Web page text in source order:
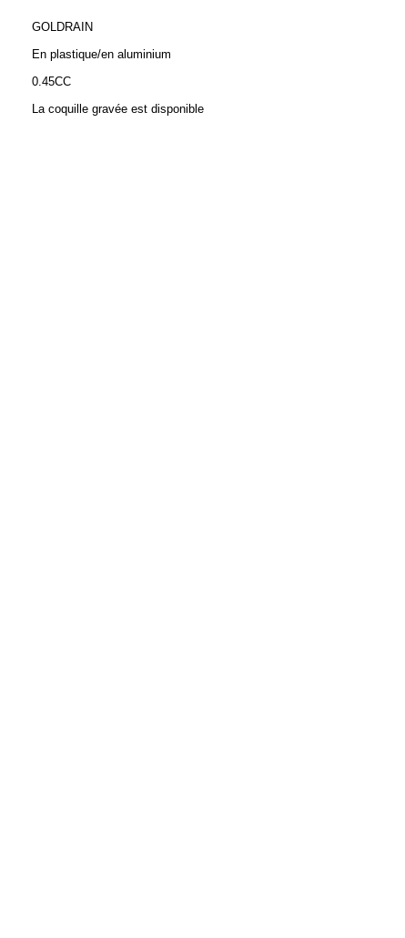
GOLDRAIN
En plastique/en aluminium
0.45CC
La coquille gravée est disponible